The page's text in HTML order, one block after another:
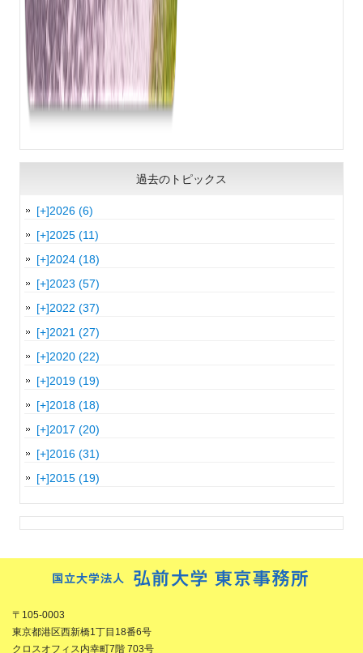
過去のトピックス
[+]2026 (6)
[+]2025 (11)
[+]2024 (18)
[+]2023 (57)
[+]2022 (37)
[+]2021 (27)
[+]2020 (22)
[+]2019 (19)
[+]2018 (18)
[+]2017 (20)
[+]2016 (31)
[+]2015 (19)
〒105-0003
東京都港区西新橋1丁目18番6号
クロスオフィス内幸町7階 703号